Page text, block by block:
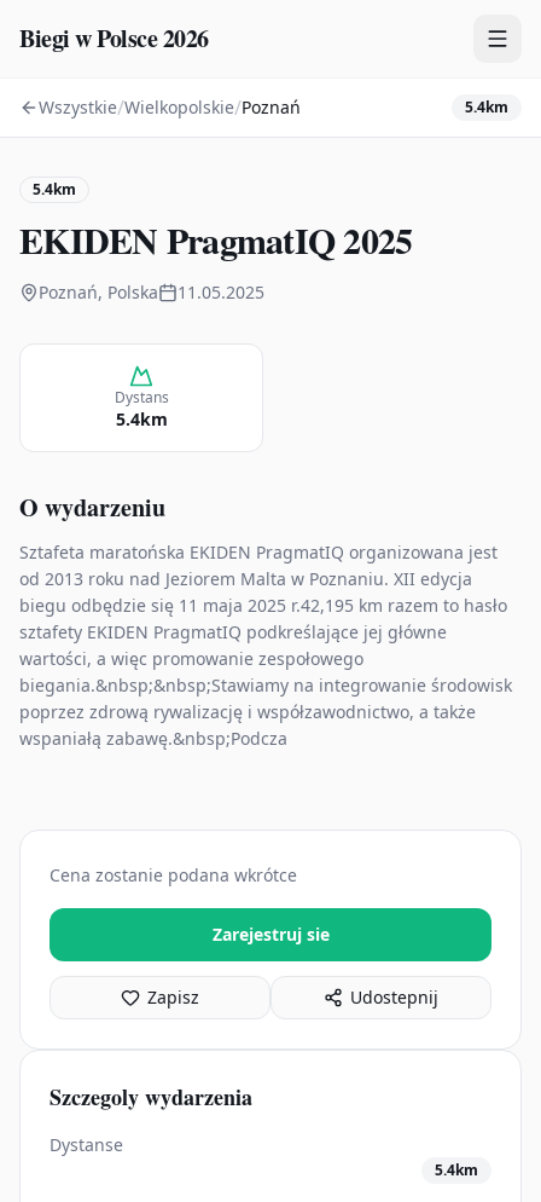
Biegi w Polsce 2026
Zawody
Wszystkie/Wielkopolskie/Poznań 5.4km
5.4km
EKIDEN PragmatIQ 2025
Poznań, Polska 11.05.2025
Dystans
5.4km
O wydarzeniu
Sztafeta maratońska EKIDEN PragmatIQ organizowana jest
od 2013 roku nad Jeziorem Malta w Poznaniu. XII edycja
biegu odbędzie się 11 maja 2025 r.42,195 km razem to hasło
sztafety EKIDEN PragmatIQ podkreślające jej główne
wartości, a więc promowanie zespołowego
biegania.&nbsp;&nbsp;Stawiamy na integrowanie środowisk
poprzez zdrową rywalizację i współzawodnictwo, a także
wspaniałą zabawę.&nbsp;Podcza
Cena zostanie podana wkrótce
Zarejestruj sie
Zapisz Udostepnij
Szczegoly wydarzenia
Dystanse
5.4km